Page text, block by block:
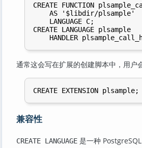
CREATE FUNCTION
    AS '$libdir/plsample'
    LANGUAGE C;
CREATE LANGUAGE plsample
通常这会写在扩展的创建脚本中，用户
兼容性
CREATE LANGUAGE 是一种 PostgreSQL